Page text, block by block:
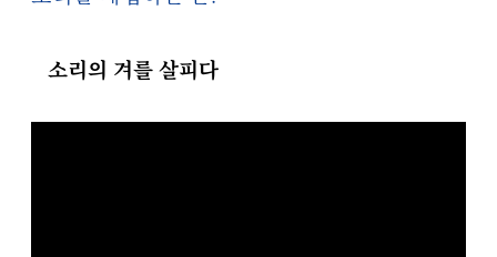
소리의 겨를 살피다